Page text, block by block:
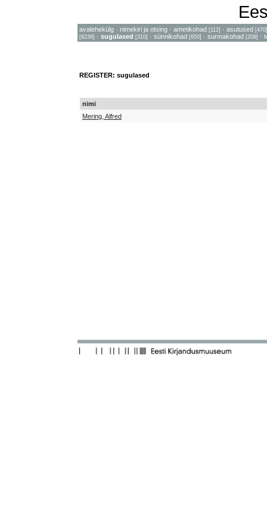
avalehekülg · nimekiri ja otsing · ametikohad [112] · asutused [470]
[9236] · sugulased [310] · sünnikohad [650] · surmakohad [209] ·
REGISTER: sugulased
nimi
Mering, Alfred